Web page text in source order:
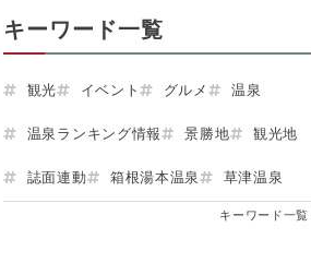
キーワード一覧
観光 イベント グルメ 温泉
温泉ランキング情報 景勝地 観光地
誌面連動 箱根湯本温泉 草津温泉
キーワード一覧